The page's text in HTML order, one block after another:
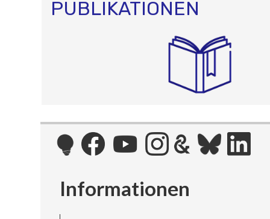
PUBLIKATIONEN
Informationen